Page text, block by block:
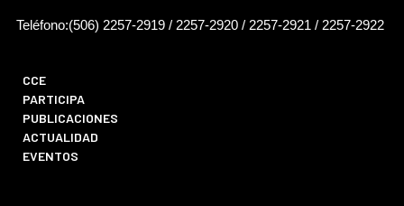
Teléfono:(506) 2257-2919 / 2257-2920 / 2257-2921 / 2257-2922
CCE
PARTICIPA
PUBLICACIONES
ACTUALIDAD
EVENTOS